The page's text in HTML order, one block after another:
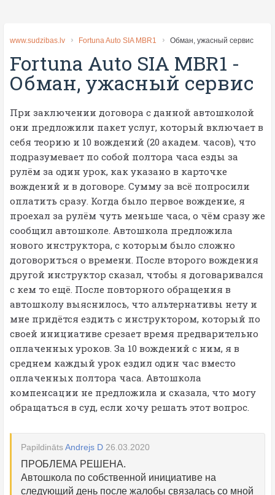
www.sudzibas.lv Fortuna Auto SIA MBR1 Обман, ужасный сервис
Fortuna Auto SIA MBR1 -
Обман, ужасный сервис
При заключении договора с данной автошколой
они предложили пакет услуг, который включает в
себя теорию и 10 вождений (20 академ. часов), что
подразумевает по собой полтора часа езды за
рулём за один урок, как указано в карточке
вождений и в договоре. Сумму за всё попросили
оплатить сразу. Когда было первое вождение, я
проехал за рулём чуть меньше часа, о чём сразу же
сообщил автошколе. Автошкола предложила
нового инструктора, с которым было сложно
договориться о времени. После второго вождения
другой инструктор сказал, чтобы я договаривался
с кем то ещё. После повторного обращения в
автошколу выяснилось, что альтернативы нету и
мне придётся ездить с инструктором, который по
своей инициативе срезает время предварительно
оплаченных уроков. За 10 вождений с ним, я в
среднем каждый урок ездил один час вместо
оплаченных полтора часа. Автошкола
компенсации не предложила и сказала, что могу
обращаться в суд, если хочу решать этот вопрос.
PapildinātsAndrejs D 26.03.2020
ПРОБЛЕМА РЕШЕНА.
Автошкола по собственной инициативе на
следующий день после жалобы связалась со мной